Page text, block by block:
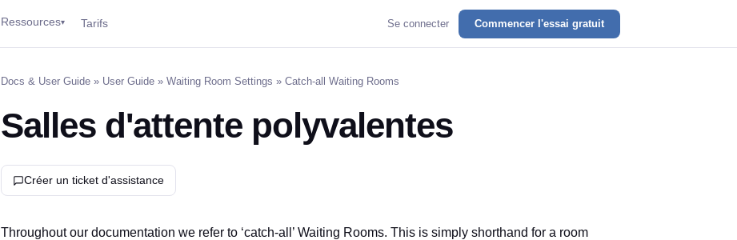
Ressources▾ Tarifs Se connecter Commencer l'essai gratuit
Docs & User Guide » User Guide » Waiting Room Settings » Catch-all Waiting Rooms
Salles d'attente polyvalentes
Créer un ticket d'assistance
Throughout our documentation we refer to ‘catch-all’ Waiting Rooms. This is simply shorthand for a room